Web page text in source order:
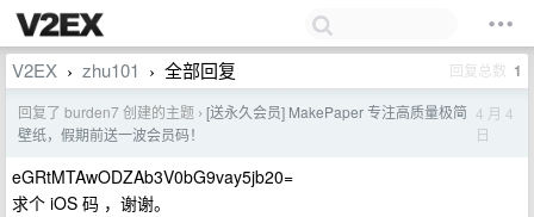
V2EX › zhu101 › 全部回复 回复总数 1
回复了 burden7 创建的主题 › [送永久会员] MakePaper 专注高质量极简
壁纸，假期前送一波会员码！
4 月 4
日
eGRtMTAwODZAb3V0bG9vay5jb20=
求个 iOS 码 ，谢谢。